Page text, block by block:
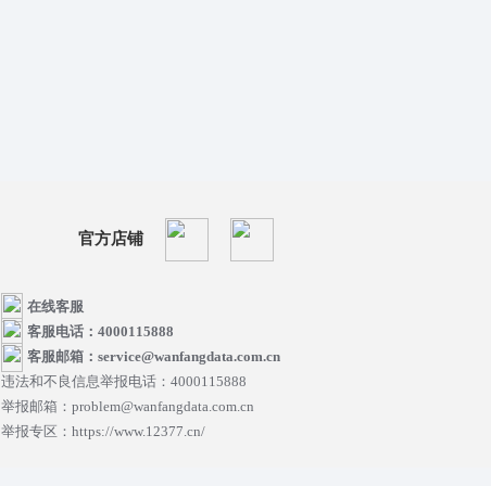
官方店铺
在线客服
客服电话：4000115888
客服邮箱：service@wanfangdata.com.cn
违法和不良信息举报电话：4000115888
举报邮箱：problem@wanfangdata.com.cn
举报专区：https://www.12377.cn/